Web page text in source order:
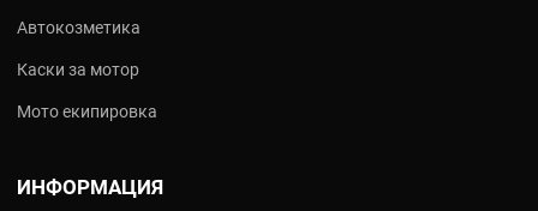
Автокозметика
Каски за мотор
Мото екипировка
ИНФОРМАЦИЯ